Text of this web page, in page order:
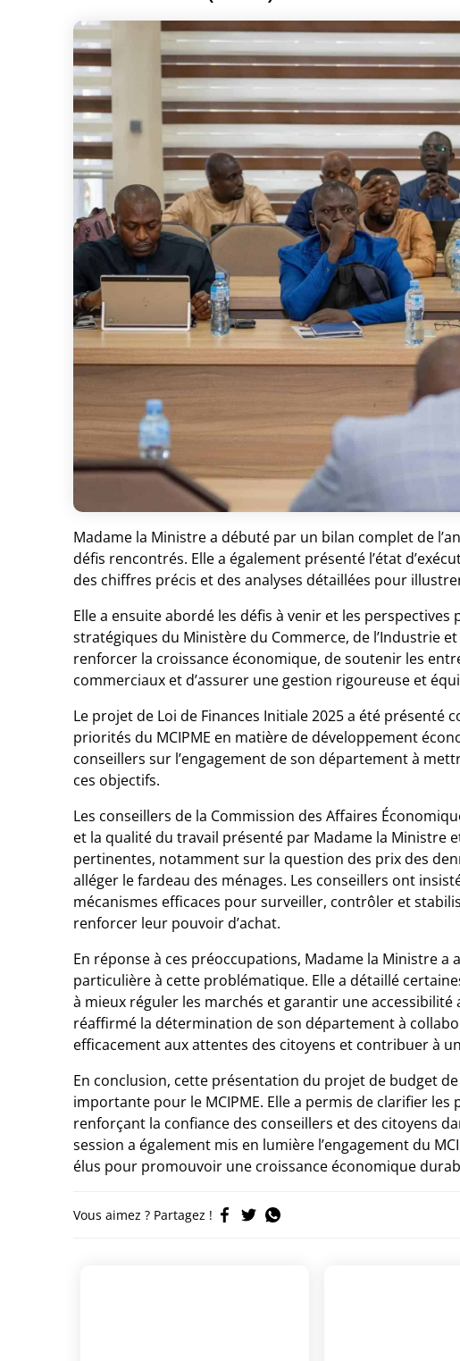
Madame la Ministre a débuté par un bilan complet de
défis rencontrés. Elle a également présenté l’état
des chiffres précis et des analyses détaillées pour
Elle a ensuite abordé les défis à venir et les perspectives
stratégiques du Ministère du Commerce, de l’Industrie
renforcer la croissance économique, de soutenir les
commerciaux et d’assurer une gestion rigoureuse et
Le projet de Loi de Finances Initiale 2025 a été
priorités du MCIPME en matière de développement
conseillers sur l’engagement de son département à
ces objectifs.
Les conseillers de la Commission des Affaires
et la qualité du travail présenté par Madame la Ministre
pertinentes, notamment sur la question des prix des
alléger le fardeau des ménages. Les conseillers ont
mécanismes efficaces pour surveiller, contrôler et
renforcer leur pouvoir d’achat.
En réponse à ces préoccupations, Madame la Ministre
particulière à cette problématique. Elle a détaillé
à mieux réguler les marchés et garantir une
réaffirmé la détermination de son département à
efficacement aux attentes des citoyens et contribuer à
En conclusion, cette présentation du projet de budget
importante pour le MCIPME. Elle a permis de clarifier
renforçant la confiance des conseillers et des citoyens
session a également mis en lumière l’engagement du
élus pour promouvoir une croissance économique
Vous aimez ? Partagez !